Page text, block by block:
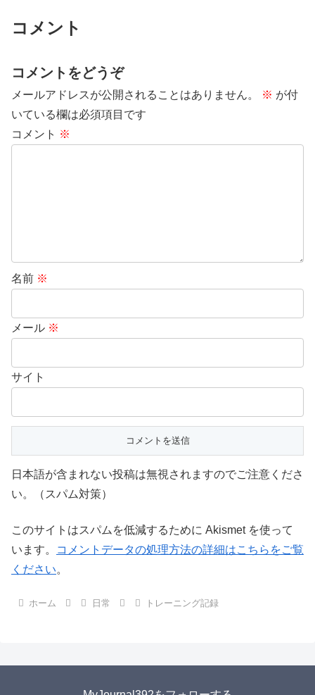
コメント
コメントをどうぞ
メールアドレスが公開されることはありません。 ※ が付
いている欄は必須項目です
コメント ※
名前 ※
メール ※
サイト
日本語が含まれない投稿は無視されますのでご注意くださ
い。（スパム対策）
このサイトはスパムを低減するために Akismet を使って
います。
コメントデータの処理方法の詳細はこちらをご覧
ください。
ホーム 日常 トレーニング記録